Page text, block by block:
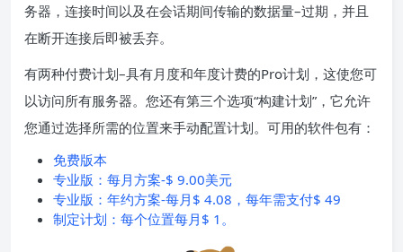
务器，连接时间以及在会话期间传输的数据量–过期，并且
在断开连接后即被丢弃。
有两种付费计划–具有月度和年度计费的Pro计划，这使您可
以访问所有服务器。您还有第三个选项“构建计划”，它允许
您通过选择所需的位置来手动配置计划。可用的软件包有：
免费版本
专业版：每月方案-$ 9.00美元
专业版：年约方案-每月$ 4.08，每年需支付$ 49
制定计划：每个位置每月$ 1。